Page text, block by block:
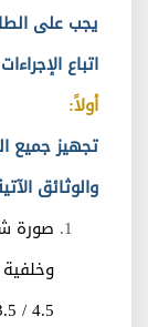
يجب على
اتباع
أولاً:
تجهيز جميع
والوثائق
صورة
4.5 / 3.5